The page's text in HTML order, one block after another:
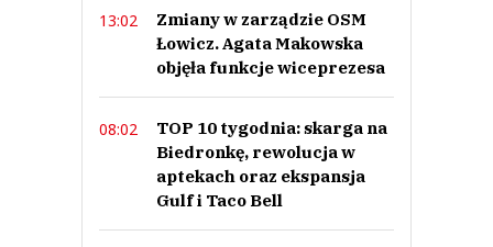
13:02
Zmiany w zarządzie OSM
Łowicz. Agata Makowska
objęła funkcje wiceprezesa
08:02
TOP 10 tygodnia: skarga na
Biedronkę, rewolucja w
aptekach oraz ekspansja
Gulf i Taco Bell